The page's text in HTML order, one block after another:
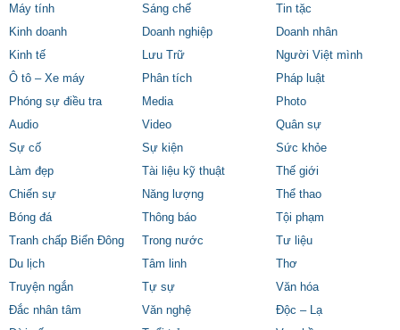
Máy tính
Sáng chế
Tin tặc
Kinh doanh
Doanh nghiệp
Doanh nhân
Kinh tế
Lưu Trữ
Người Việt mình
Ô tô – Xe máy
Phân tích
Pháp luật
Phóng sự điều tra
Media
Photo
Audio
Video
Quân sự
Sự cố
Sự kiện
Sức khỏe
Làm đẹp
Tài liệu kỹ thuật
Thế giới
Chiến sự
Năng lượng
Thể thao
Bóng đá
Thông báo
Tội phạm
Tranh chấp Biển Đông
Trong nước
Tư liệu
Du lịch
Tâm linh
Thơ
Truyện ngắn
Tự sự
Văn hóa
Đắc nhân tâm
Văn nghệ
Độc – Lạ